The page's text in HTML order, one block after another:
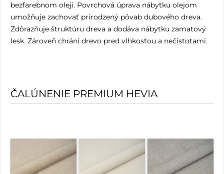
bezfarebnom oleji. Povrchová úprava nábytku olejom
umožňuje zachovať prirodzený pôvab dubového dreva.
Zdôrazňuje štruktúru dreva a dodáva nábytku zamatový
lesk. Zároveň chráni drevo pred vlhkosťou a nečistotami.
ČALÚNENIE PREMIUM HEVIA